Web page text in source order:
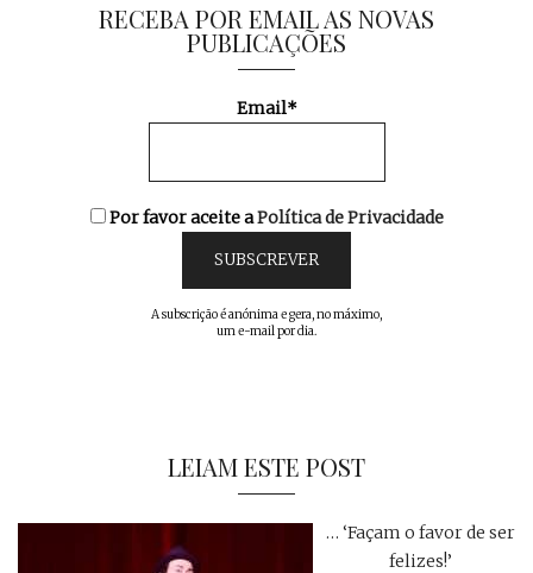
RECEBA POR EMAIL AS NOVAS
PUBLICAÇÕES
Email*
Por favor aceite aPolítica de Privacidade
A subscrição é anónima e gera, no máximo,
um e-mail por dia.
LEIAM ESTE POST
… ‘Façam o favor de ser
felizes!’